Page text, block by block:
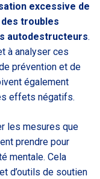
excessive de
troubles
autodestructeurs.
à analyser ces
prévention et de
également
effets négatifs.
les mesures que
prendre pour
mentale. Cela
d’outils de soutien